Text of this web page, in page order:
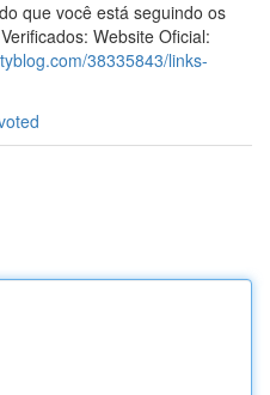
que você está seguindo os
Website Oficial:
38335843/links-